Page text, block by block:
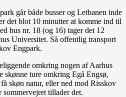
går både busser og Letbanen inde
det blot 10 minutter at komme ind til
bus nr. 18 (og 16) tager det 12
Universitet. Så offentlig transport
Engpark.
omkring nogen af Aarhus
skønne ture omkring Egå Engsø,
skøn natur, eller ned mod Risskov
sommervejret tillader det.